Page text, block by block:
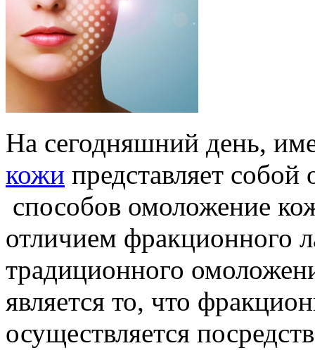
На сегодняшний день,
кожи представляет
способов омоложение
отличием фракционного
традиционного
является то, что
осуществляется